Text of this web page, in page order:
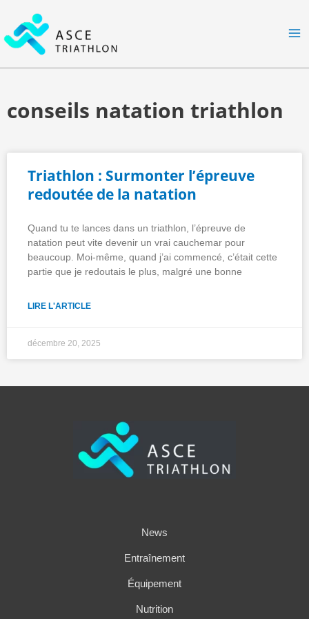
contenu
conseils natation triathlon
Triathlon : Surmonter l’épreuve
redoutée de la natation
Quand tu te lances dans un triathlon, l’épreuve de
natation peut vite devenir un vrai cauchemar pour
beaucoup. Moi-même, quand j’ai commencé, c’était cette
partie que je redoutais le plus, malgré une bonne
LIRE L'ARTICLE
décembre 20, 2025
News
Entraînement
Équipement
Nutrition